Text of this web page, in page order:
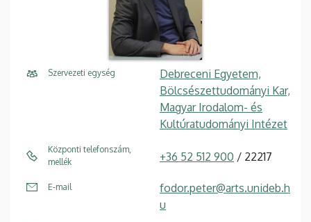
Szervezeti egység
Debreceni Egyetem,
Bölcsészettudományi Kar,
Magyar Irodalom- és
Kultúratudományi Intézet
Központi telefonszám,
mellék
+36 52 512 900 / 22217
E-mail
fodor.peter@arts.unideb.h
u